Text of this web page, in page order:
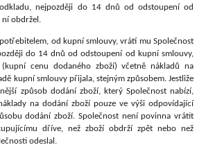
nejpozději do 14 dnů od odstoupení od
ní obdržel.
od kupní smlouvy, vrátí mu Společnost
do 14 dnů od odstoupení od kupní smlouvy,
cenu dodaného zboží) včetně nákladů na
kupní smlouvy přijala, stejným způsobem. Jestliže
způsob dodání zboží, který Společnost nabízí,
na dodání zboží pouze ve výši odpovídající
dodání zboží. Společnost není povinna vrátit
dříve, než zboží obdrží zpět nebo než
odeslal.